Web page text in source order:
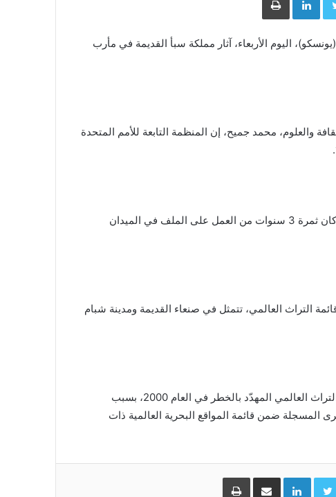
اليوم الأربعاء، آثار مملكة سبأ القديمة في مأرب
والعلوم، محمد جميح، إن المنظمة التابعة للأمم المتحدة
وأشار السفير جميح إلى أن “هذا الإنجاز الثقافي الكبير كان ثمرة 3 سنوات من العمل على الملف في الميدان
التراث العالمي، تتمثل في صنعاء القديمة ومدينة شبام
كما أدرجت اليونسكو حاضرة زبيد التاريخية على قائمة التراث العالمي المهدّد بالخطر في العام 2000، بسبب
المسجلة ضمن قائمة المواقع البحرية العالمية ذات
Twitter
LinkedInمشاركة عبر البريد طباعة